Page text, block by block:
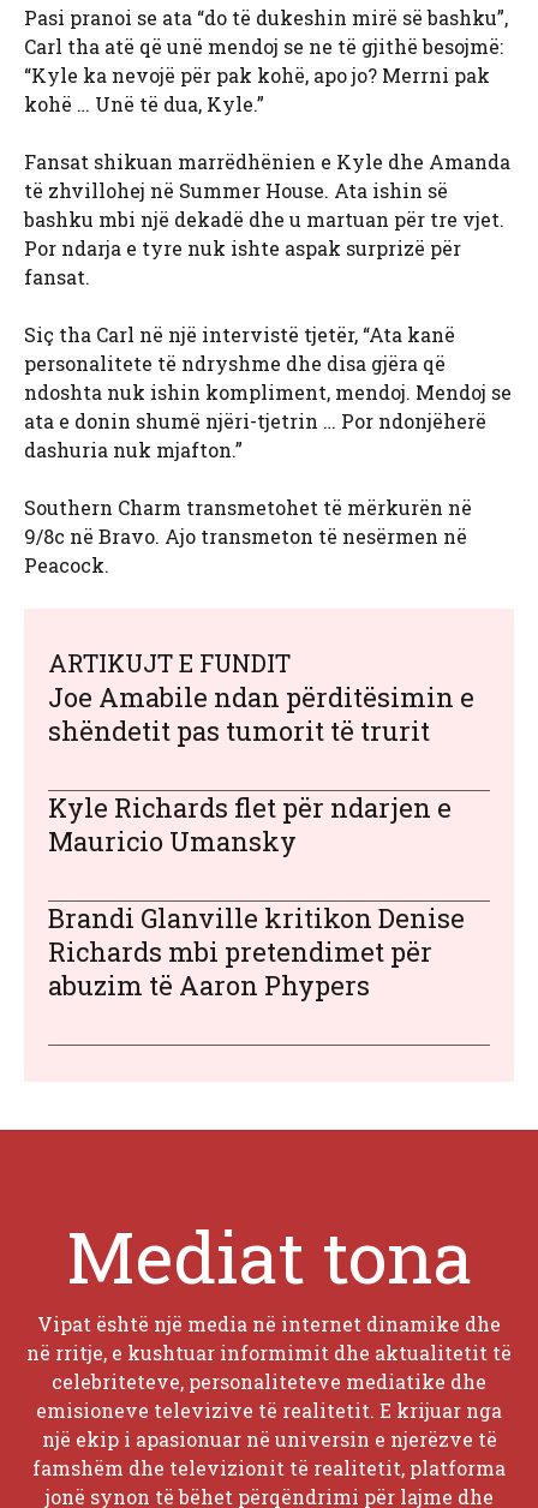
Pasi pranoi se ata “do të dukeshin mirë së bashku”,
Carl tha atë që unë mendoj se ne të gjithë besojmë:
“Kyle ka nevojë për pak kohë, apo jo? Merrni pak
kohë … Unë të dua, Kyle.”
Fansat shikuan marrëdhënien e Kyle dhe Amanda
të zhvillohej në Summer House. Ata ishin së
bashku mbi një dekadë dhe u martuan për tre vjet.
Por ndarja e tyre nuk ishte aspak surprizë për
fansat.
Siç tha Carl në një intervistë tjetër, “Ata kanë
personalitete të ndryshme dhe disa gjëra që
ndoshta nuk ishin kompliment, mendoj. Mendoj se
ata e donin shumë njëri-tjetrin … Por ndonjëherë
dashuria nuk mjafton.”
Southern Charm transmetohet të mërkurën në
9/8c në Bravo. Ajo transmeton të nesërmen në
Peacock.
ARTIKUJT E FUNDIT
Joe Amabile ndan përditësimin e
shëndetit pas tumorit të trurit
Kyle Richards flet për ndarjen e
Mauricio Umansky
Brandi Glanville kritikon Denise
Richards mbi pretendimet për
abuzim të Aaron Phypers
Mediat tona
Vipat është një media në internet dinamike dhe
në rritje, e kushtuar informimit dhe aktualitetit të
celebriteteve, personaliteteve mediatike dhe
emisioneve televizive të realitetit. E krijuar nga
një ekip i apasionuar në universin e njerëzve të
famshëm dhe televizionit të realitetit, platforma
jonë synon të bëhet përqëndrimi për lajme dhe